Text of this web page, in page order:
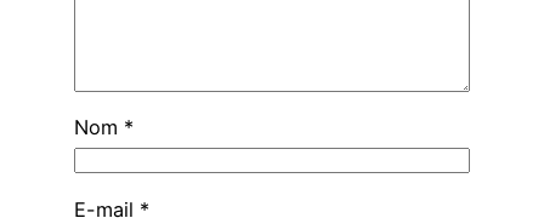
Nom *
E-mail *